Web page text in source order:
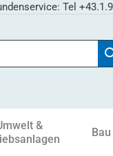
Tel
&